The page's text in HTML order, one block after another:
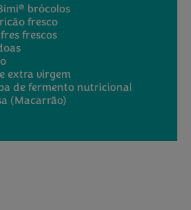
® brócolos
fresco
frescos
extra virgem
de fermento nutricional
(Macarrão)